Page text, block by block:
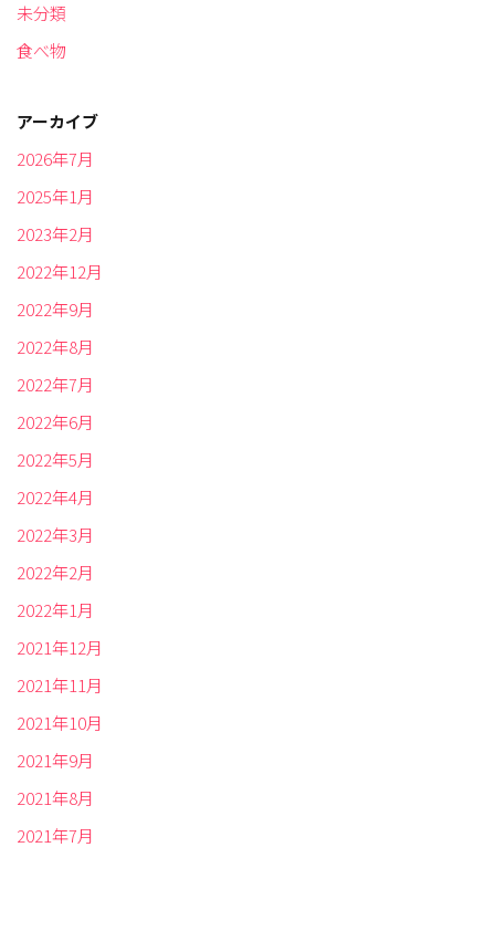
未分類
食べ物
アーカイブ
2026年7月
2025年1月
2023年2月
2022年12月
2022年9月
2022年8月
2022年7月
2022年6月
2022年5月
2022年4月
2022年3月
2022年2月
2022年1月
2021年12月
2021年11月
2021年10月
2021年9月
2021年8月
2021年7月